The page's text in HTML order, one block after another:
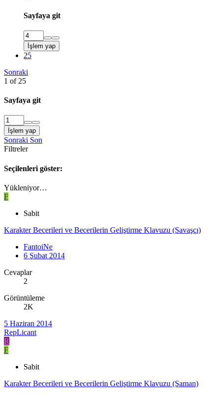
Sayfaya git
İşlem yap
25
Sonraki
1 of 25
Sayfaya git
İşlem yap
Sonraki Son
Filtreler
Seçilenleri göster:
Yükleniyor…
F
Sabit
Karakter Becerileri ve Becerilerin Geliştirme Klavuzu (Savaşçı)
FantoiNe
6 Şubat 2014
Cevaplar
2
Görüntüleme
2K
5 Haziran 2014
RepLicant
R
F
Sabit
Karakter Becerileri ve Becerilerin Geliştirme Klavuzu (Şaman)